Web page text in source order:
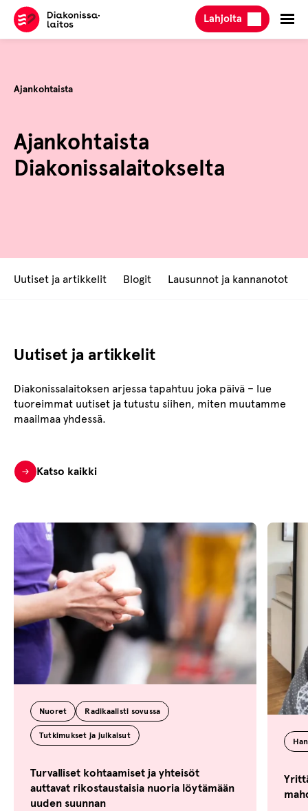
Hyppää
sisältöön
Lahjoita
Ajankohtaista
Ajankohtaista
Diakonissalaitokselta
Uutiset ja artikkelit Blogit Lausunnot ja kannanotot
Uutiset ja artikkelit
Diakonissalaitoksen arjessa tapahtuu joka päivä – lue
tuoreimmat uutiset ja tutustu siihen, miten muutamme
maailmaa yhdessä.
Katso kaikki
Nuoret Radikaalisti sovussa
Tutkimukset ja julkaisut
Turvalliset kohtaamiset ja yhteisöt
auttavat rikostaustaisia nuoria löytämään
uuden suunnan